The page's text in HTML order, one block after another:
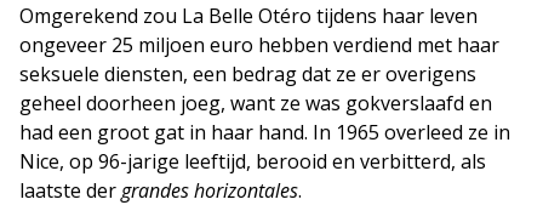
​Omgerekend zou La Belle Otéro tijdens haar leven
ongeveer 25 miljoen euro hebben verdiend met haar
seksuele diensten, een bedrag dat ze er overigens
geheel doorheen joeg, want ze was gokverslaafd en
had een groot gat in haar hand. In 1965 overleed ze in
Nice, op 96-jarige leeftijd, berooid en verbitterd, als
laatste dergrandes horizontales.